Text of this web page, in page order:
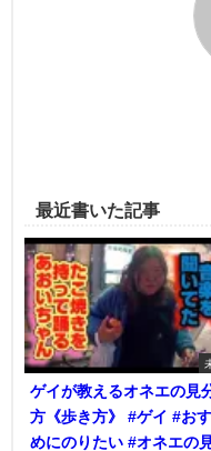
最近書いた記事
ゲイが教えるオネエの見
方《歩き方》 #ゲイ #お
めにのりたい #オネエの